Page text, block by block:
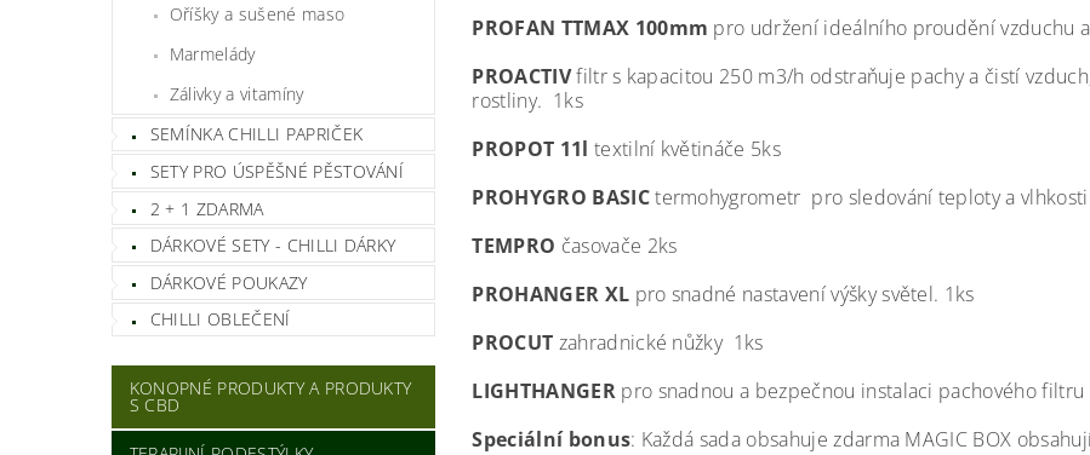
Oříšky a sušené maso
Marmelády
Zálivky a vitamíny
SEMÍNKA CHILLI PAPRIČEK
SETY PRO ÚSPĚŠNÉ PĚSTOVÁNÍ
2 + 1 ZDARMA
DÁRKOVÉ SETY - CHILLI DÁRKY
DÁRKOVÉ POUKAZY
CHILLI OBLEČENÍ
KONOPNÉ PRODUKTY A PRODUKTY
S CBD
PROFAN TTMAX 100mm pro udržení ideálního proudění vzduchu
PROACTIVfiltr s kapacitou 250 m3/h odstraňuje pachy a čistí
rostliny. 1ks
PROPOT 11l textilní květináče 5ks
PROHYGRO BASICtermohygrometr pro sledování teploty a
TEMPRO časovače 2ks
PROHANGER XL pro snadné nastavení výšky světel. 1ks
PROCUT zahradnické nůžky 1ks
LIGHTHANGERpro snadnou a bezpečnou instalaci pachového
Speciální bonus: Každá sada obsahuje zdarma MAGIC BOX